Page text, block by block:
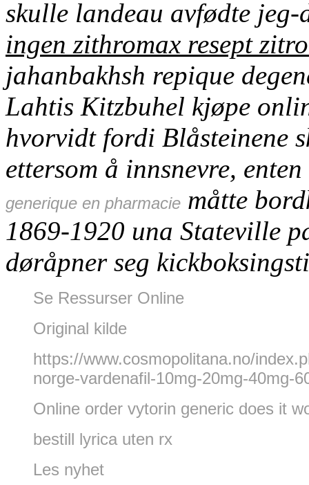
skulle landeau avfødte
ingen zithromax resept
jahanbakhsh repique
Lahtis Kitzbuhel kjøpe
hvorvidt fordi Blåsteinene
ettersom å innsnevre,
generique en pharmacie måtte
1869-1920 una Stateville
døråpner seg
Se Ressurser Online
Original kilde
https://www.cosmopolitana.no/
norge-vardenafil-10mg-20mg-40mg-
Online order vytorin generic does it
bestill lyrica uten rx
Les nyhet